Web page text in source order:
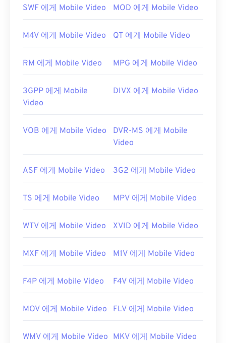
미디어 플레이어 와ALLPlayer가 있으며, 둘 다 무료
입니다. RMVB는 독점 소프트웨어이고 비교적 널리
트리밍 대신 로컬에서 파일을 재생하는 데 사용됩니
개발자:
RealNetworks
유용한 링크:
https://en.wikipedia.org/wiki/RMVB
https://www.realnetworks.com/
SWF 에게 Mobile Video MOD 에게 Mobile Video
M4V 에게 Mobile Video QT 에게 Mobile Video
RM 에게 Mobile Video MPG 에게 Mobile Video
3GPP 에게 Mobile
Video
DIVX 에게 Mobile Video
VOB 에게 Mobile Video
DVR-MS 에게 Mobile
Video
ASF 에게 Mobile Video 3G2 에게 Mobile Video
TS 에게 Mobile Video MPV 에게 Mobile Video
WTV 에게 Mobile Video XVID 에게 Mobile Video
MXF 에게 Mobile Video M1V 에게 Mobile Video
F4P 에게 Mobile Video F4V 에게 Mobile Video
MOV 에게 Mobile Video FLV 에게 Mobile Video
WMV 에게 Mobile Video MKV 에게 Mobile Video